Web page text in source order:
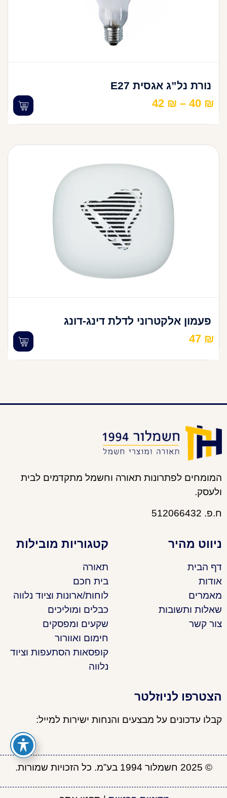
נורת נל”ג אגסית E27
40 ₪
–
42 ₪
פעמון אלקטרוני לדלת דינג-דונג
47 ₪
המומחים לפתרונות תאורה וחשמל מתקדמים לבית
ולעסק.
ח.פ. 512066432
ניווט מהיר
דף הבית
אודות
מאמרים
שאלות ותשובות
צור קשר
קטגוריות מובילות
תאורה
בית חכם
לוחות/ארונות וציוד נלווה
כבלים ומוליכים
שקעים ומפסקים
חימום ואוורור
קופסאות הסתעפות וציוד
נלווה
הצטרפו לניוזלטר
קבלו עדכונים על מבצעים והנחות ישירות למייל:
© 2025 חשמלור 1994 בע”מ. כל הזכויות שמורות.